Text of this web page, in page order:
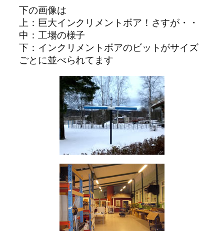
下の画像は
上：巨大インクリメントボア！さすが・・
中：工場の様子
下：インクリメントボアのビットがサイズ
ごとに並べられてます